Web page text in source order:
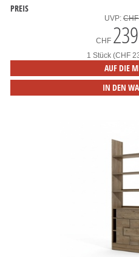
PREIS
UVP:
CHF
1 Stück (CHF
AUF DIE
IN DEN